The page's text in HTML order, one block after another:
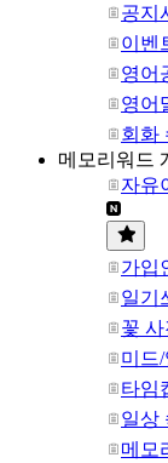
공지
이벤
영어
영어
회화
메모리워드
자유
가입
일기
꽃 사
미드
타임
일상
메모